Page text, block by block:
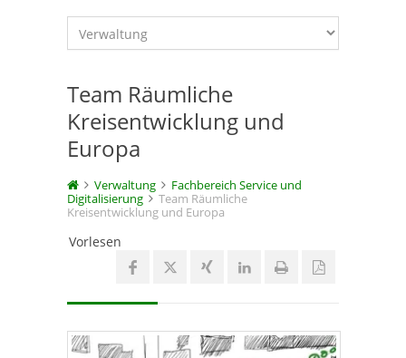
Team Räumliche
Kreisentwicklung und
Europa
Verwaltung
Fachbereich Service und
Digitalisierung
Team Räumliche
Kreisentwicklung und Europa
Vorlesen